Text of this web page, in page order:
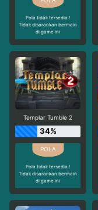
Pola tidak tersedia !
Tidak disarankan bermain
di game ini
Templar Tumble 2
34%
Pola tidak tersedia !
Tidak disarankan bermain
di game ini